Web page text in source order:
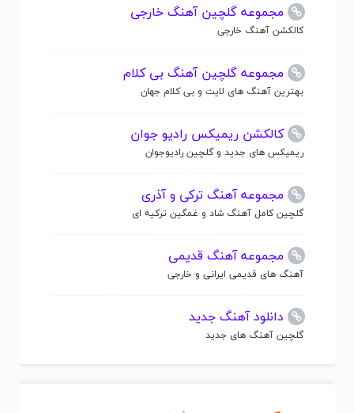
مجموعه گلچین آهنگ خارجی
کالکشن آهنگ خارجی
مجموعه گلچین آهنگ بی کلام
بهترین آهنگ های لایت و بی کلام جهان
کالکشن ریمیکس رادیو جوان
ریمیکس های جدید و گلچین رادیوجوان
مجموعه آهنگ ترکی و آذری
گلچین کامل آهنگ شاد و غمگین ترکیه ای
مجموعه آهنگ قدیمی
آهنگ های قدیمی ایرانی و خارجی
دانلود آهنگ جدید
گلچین آهنگ های جدید